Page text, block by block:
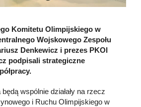
Komitetu Olimpijskiego w
Wojskowego Zespołu
Denkewicz i prezes PKOl
podpisali strategiczne
wspólnie działały na rzecz
i Ruchu Olimpijskiego w